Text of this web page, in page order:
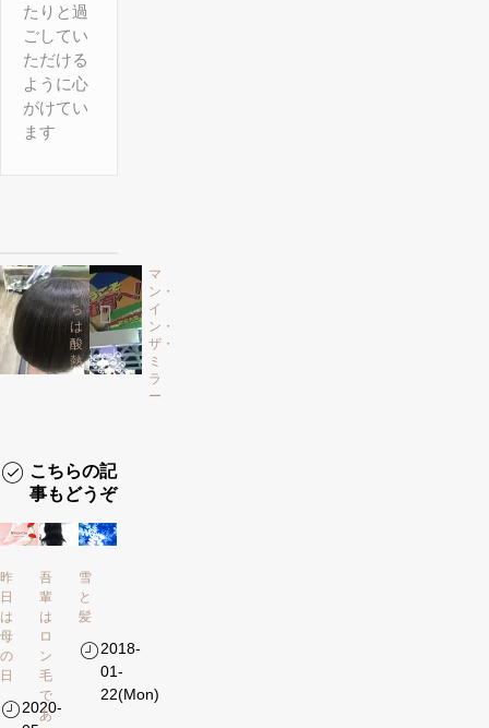
たりと過
ごしてい
ただける
ように心
がけてい
ます
マ
ン・
イ
ン・
ザ・
ミ
ラ
ー
こ
っ
ち
は
酸
熱
こちらの記
事もどうぞ
昨
日
は
母
の
日
2020-
吾
輩
は
ロ
ン
毛
で
あ
雪
と
髪
2018-
01-
22(Mon)